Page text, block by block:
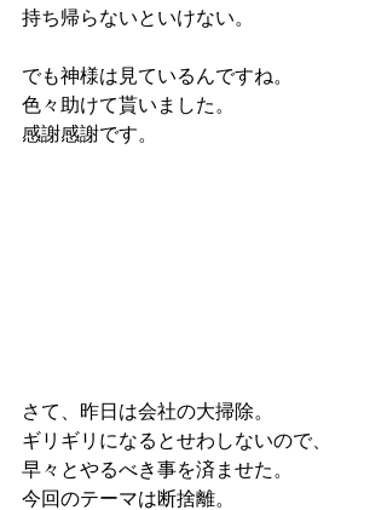
持ち帰らないといけない。
でも神様は見ているんですね。
色々助けて貰いました。
感謝感謝です。
さて、昨日は会社の大掃除。
ギリギリになるとせわしないので、
早々とやるべき事を済ませた。
今回のテーマは断捨離。